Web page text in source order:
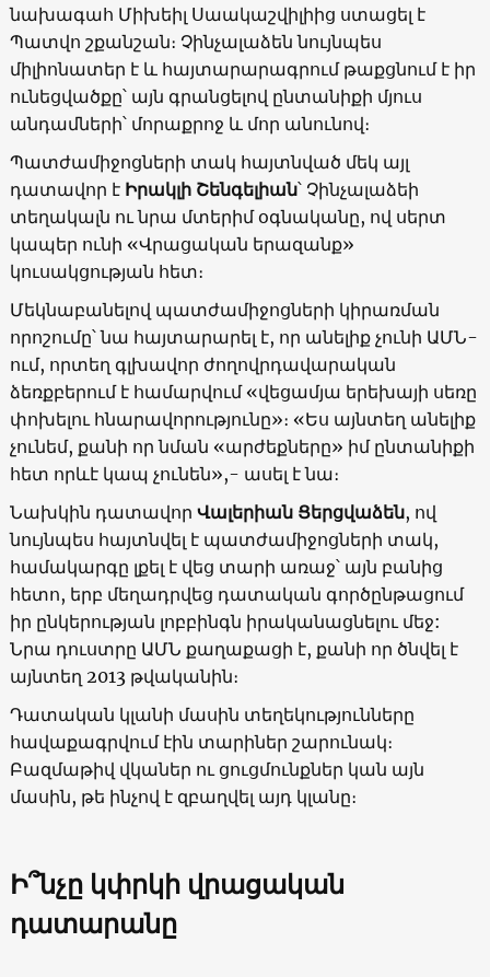
նախագահ Միխեիլ Սաակաշվիլիից ստացել է
Պատվո շքանշան։ Չինչալաձեն նույնպես
միլիոնատեր է և հայտարարագրում թաքցնում է իր
ունեցվածքը՝ այն գրանցելով ընտանիքի մյուս
անդամների՝ մորաքրոջ և մոր անունով։
Պատժամիջոցների տակ հայտնված մեկ այլ
դատավոր է Իրակլի Շենգելիան՝ Չինչալաձեի
տեղակալն ու նրա մտերիմ օգնականը, ով սերտ
կապեր ունի «Վրացական երազանք»
կուսակցության հետ։
Մեկնաբանելով պատժամիջոցների կիրառման
որոշումը՝ նա հայտարարել է, որ անելիք չունի ԱՄՆ-
ում, որտեղ գլխավոր ժողովրդավարական
ձեռքբերում է համարվում «վեցամյա երեխայի սեռը
փոխելու հնարավորությունը»։ «Ես այնտեղ անելիք
չունեմ, քանի որ նման «արժեքները» իմ ընտանիքի
հետ որևէ կապ չունեն»,- ասել է նա։
Նախկին դատավոր Վալերիան Ցերցվաձեն, ով
նույնպես հայտնվել է պատժամիջոցների տակ,
համակարգը լքել է վեց տարի առաջ՝ այն բանից
հետո, երբ մեղադրվեց դատական ​​գործընթացում
իր ընկերության լոբբինգն իրականացնելու մեջ:
Նրա դուստրը ԱՄՆ քաղաքացի է, քանի որ ծնվել է
այնտեղ 2013 թվականին։
Դատական ​​կլանի մասին տեղեկությունները
հավաքագրվում էին տարիներ շարունակ։
Բազմաթիվ վկաներ ու ցուցմունքներ կան այն
մասին, թե ինչով է զբաղվել այդ կլանը։
Ի՞նչը կփրկի վրացական
դատարանը